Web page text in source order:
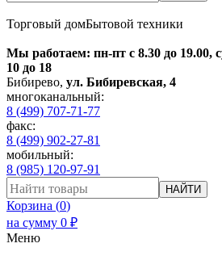
Торговый домБытовой техники
Мы работаем: пн-пт с 8.30 до 19.00,
10 до 18
Бибирево, ул. Бибиревская, 4
многоканальный:
8 (499) 707-71-77
факс:
8 (499) 902-27-81
мобильный:
8 (985) 120-97-91
НАЙТИ
Корзина (0)
на сумму 0 ₽
Меню